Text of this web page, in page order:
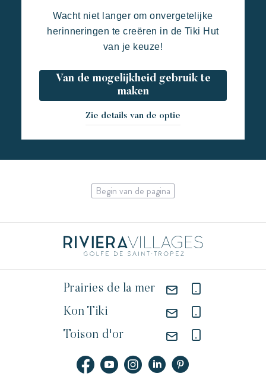
Wacht niet langer om onvergetelijke
herinneringen te creëren in de Tiki Hut
van je keuze!
Van de mogelijkheid gebruik te
maken
Zie details van de optie
Begin van de pagina
Prairies de la mer
Kon Tiki
Toison d'or